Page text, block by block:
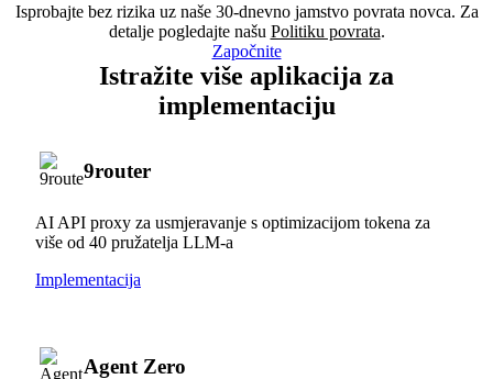
Isprobajte bez rizika uz naše 30-dnevno jamstvo povrata novca. Za
detalje pogledajte našu Politiku povrata.
Započnite
Istražite više aplikacija za
implementaciju
9router
AI API proxy za usmjeravanje s optimizacijom tokena za
više od 40 pružatelja LLM-a
Implementacija
Agent Zero